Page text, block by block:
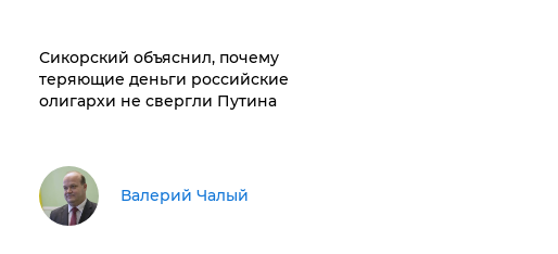
Сикорский объяснил, почему
теряющие деньги российские
олигархи не свергли Путина
Валерий Чалый